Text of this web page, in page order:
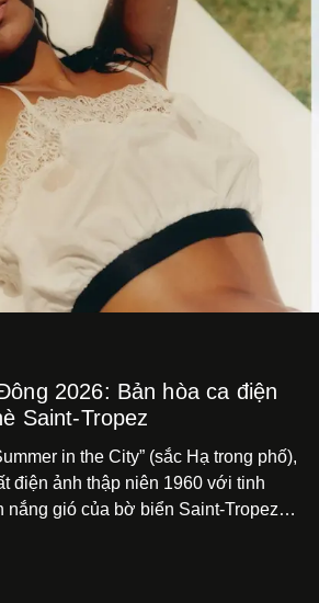
2026: Bản hòa ca điện
Saint-Tropez
in the City” (sắc Hạ trong phố),
điện ảnh thập niên 1960 với tinh
nắng gió của bờ biển Saint-Tropez,